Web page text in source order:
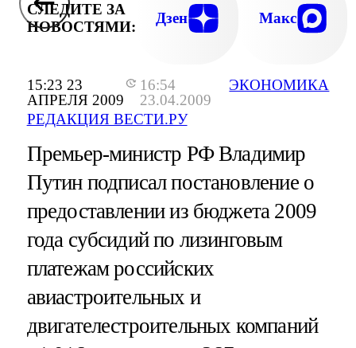
15:23 23
АПРЕЛЯ 2009
16:54
23.04.2009
РЕДАКЦИЯ ВЕСТИ.РУ
ЭКОНОМИКА
СЛЕДИТЕ ЗА
НОВОСТЯМИ:
Дзен Макс
Премьер-министр РФ Владимир
Путин подписал постановление о
предоставлении из бюджета 2009
года субсидий по лизинговым
платежам российских
авиастроительных и
двигателестроительных компаний